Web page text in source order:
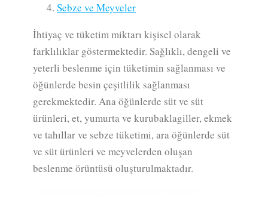
Sebze ve Meyveler
İhtiyaç ve tüketim miktarı kişisel olarak
farklılıklar göstermektedir. Sağlıklı, dengeli ve
yeterli beslenme için tüketimin sağlanması ve
öğünlerde besin çeşitlilik sağlanması
gerekmektedir. Ana öğünlerde süt ve süt
ürünleri, et, yumurta ve kurubaklagiller, ekmek
ve tahıllar ve sebze tüketimi, ara öğünlerde süt
ve süt ürünleri ve meyvelerden oluşan
beslenme örüntüsü oluşturulmaktadır.